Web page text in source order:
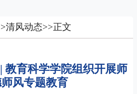
清风动态>>正文
教育科学学院组织开展师
风专题教育